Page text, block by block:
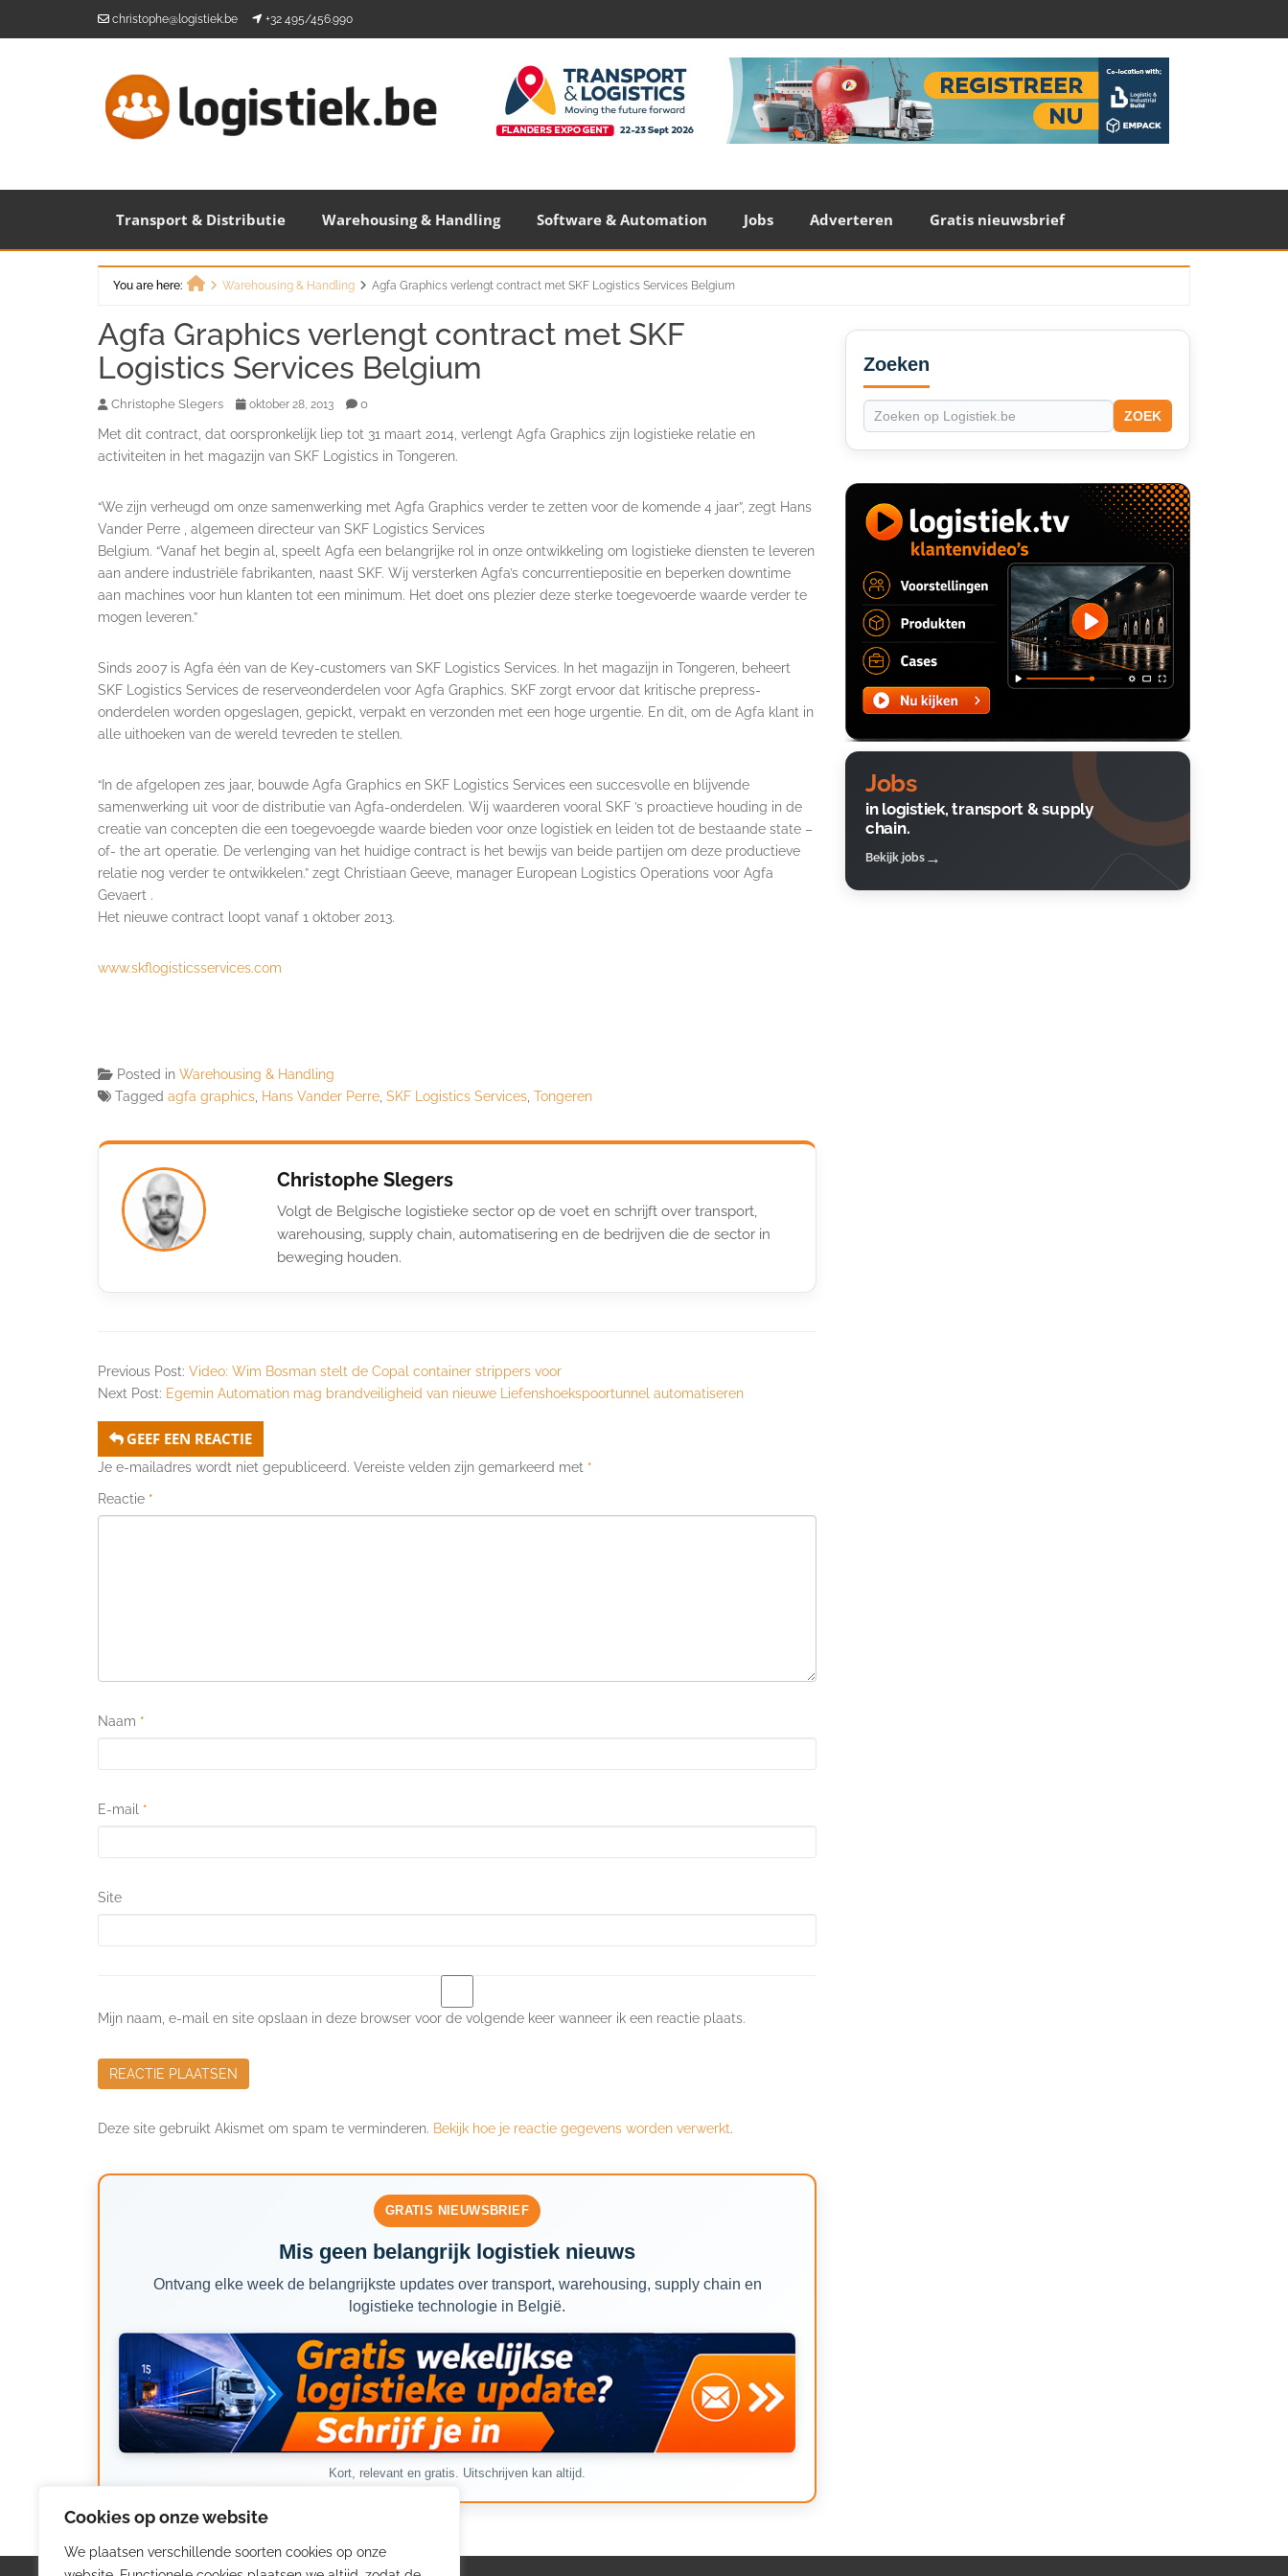
Cookies op onze website
We plaatsen verschillende soorten cookies op onze
christophe@logistiek.be +32 495/456.990
Transport & Distributie Warehousing & Handling Software & Automation Jobs Adverteren Gratis nieuwsbrief
You are here:
Warehousing & Handling Agfa Graphics verlengt contract met SKF Logistics Services Belgium
Agfa Graphics verlengt contract met SKF
Logistics Services Belgium
Christophe Slegers oktober 28, 2013 0
Met dit contract, dat oorspronkelijk liep tot 31 maart 2014, verlengt Agfa Graphics zijn logistieke relatie en
activiteiten in het magazijn van SKF Logistics in Tongeren.
“We zijn verheugd om onze samenwerking met Agfa Graphics verder te zetten voor de komende 4 jaar”, zegt Hans
Vander Perre , algemeen directeur van SKF Logistics Services
Belgium. “Vanaf het begin al, speelt Agfa een belangrijke rol in onze ontwikkeling om logistieke diensten te leveren
aan andere industriële fabrikanten, naast SKF. Wij versterken Agfa’s concurrentiepositie en beperken downtime
aan machines voor hun klanten tot een minimum. Het doet ons plezier deze sterke toegevoerde waarde verder te
mogen leveren.”
Sinds 2007 is Agfa één van de Key-customers van SKF Logistics Services. In het magazijn in Tongeren, beheert
SKF Logistics Services de reserveonderdelen voor Agfa Graphics. SKF zorgt ervoor dat kritische prepress-
onderdelen worden opgeslagen, gepickt, verpakt en verzonden met een hoge urgentie. En dit, om de Agfa klant in
alle uithoeken van de wereld tevreden te stellen.
“In de afgelopen zes jaar, bouwde Agfa Graphics en SKF Logistics Services een succesvolle en blijvende
samenwerking uit voor de distributie van Agfa-onderdelen. Wij waarderen vooral SKF ’s proactieve houding in de
creatie van concepten die een toegevoegde waarde bieden voor onze logistiek en leiden tot de bestaande state –
of- the art operatie. De verlenging van het huidige contract is het bewijs van beide partijen om deze productieve
relatie nog verder te ontwikkelen.” zegt Christiaan Geeve, manager European Logistics Operations voor Agfa
Gevaert .
Het nieuwe contract loopt vanaf 1 oktober 2013.
www.skflogisticsservices.com
Posted in Warehousing & Handling
Tagged agfa graphics Hans Vander Perre SKF Logistics Services Tongeren
Christophe Slegers
Volgt de Belgische logistieke sector op de voet en schrijft over transport,
warehousing, supply chain, automatisering en de bedrijven die de sector in
beweging houden.
Previous Post: Video: Wim Bosman stelt de Copal container strippers voor
Next Post: Egemin Automation mag brandveiligheid van nieuwe Liefenshoekspoortunnel automatiseren
GEEF EEN REACTIE
Je e-mailadres wordt niet gepubliceerd. Vereiste velden zijn gemarkeerd met *
Reactie *
Naam *
E-mail *
Site
Mijn naam, e-mail en site opslaan in deze browser voor de volgende keer wanneer ik een reactie plaats.
Deze site gebruikt Akismet om spam te verminderen. Bekijk hoe je reactie gegevens worden verwerkt.
GRATIS NIEUWSBRIEF
Mis geen belangrijk logistiek nieuws
Ontvang elke week de belangrijkste updates over transport, warehousing, supply chain en
logistieke technologie in België.
Kort, relevant en gratis. Uitschrijven kan altijd.
Secondary
Sidebar
Zoeken
ZOEK
Jobs
in logistiek, transport & supply
chain.
Bekijk jobs